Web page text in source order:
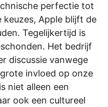
perfectie tot
keuzes, Apple blijft de
Tegelijkertijd is
Het bedrijf
discussie vanwege
invloed op onze
niet alleen een
ook een cultureel